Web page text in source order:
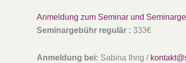
Anmeldung zum Seminar und
Seminargebühr regulär : 333€
Anmeldung bei: Sabina Ihrig /